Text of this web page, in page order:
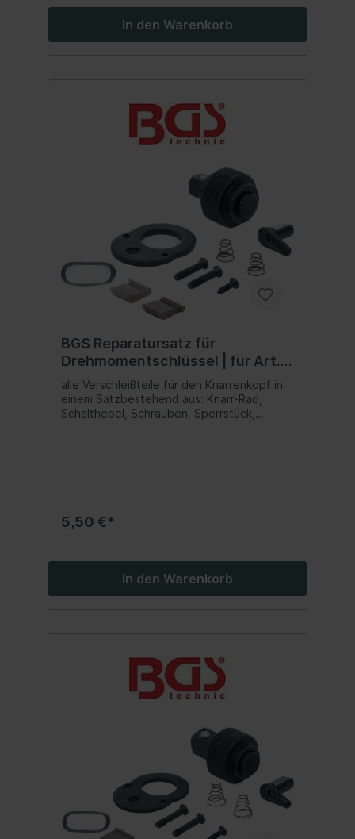
In den Warenkorb
BGS Reparatursatz für
Drehmomentschlüssel | für Art.
2824, 2825
alle Verschleißteile für den Knarrenkopf in
einem Satzbestehend aus: Knarr-Rad,
Schalthebel, Schrauben, Sperrstück,
5,50 €*
In den Warenkorb